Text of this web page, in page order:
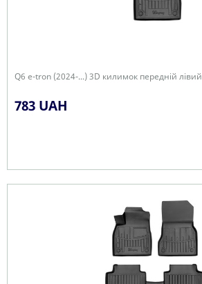
Q6 e-tron (2024-...) 3D килимок передній лівий
783 UAH